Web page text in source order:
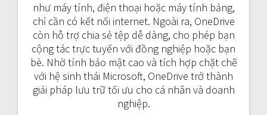
như máy tính, điện thoại hoặc máy tính bảng,
chỉ cần có kết nối internet. Ngoài ra, OneDrive
còn hỗ trợ chia sẻ tệp dễ dàng, cho phép bạn
cộng tác trực tuyến với đồng nghiệp hoặc bạn
bè. Nhờ tính bảo mật cao và tích hợp chặt chẽ
với hệ sinh thái Microsoft, OneDrive trở thành
giải pháp lưu trữ tối ưu cho cá nhân và doanh
nghiệp.